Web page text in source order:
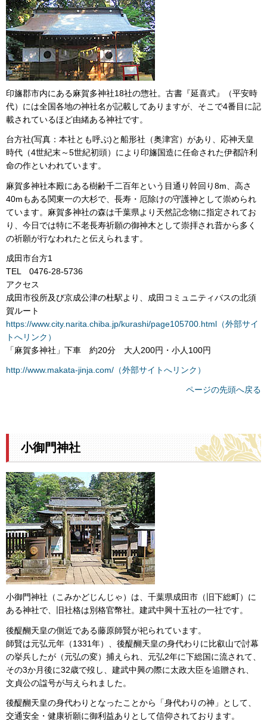
印旛郡市内にある麻賀多神社18社の惣社。古書『延喜式』（平安時
代）には全国各地の神社名が記載してありますが、そこで4番目に記
載されているほど由緒ある神社です。
台方社(写真：本社とも呼ぶ)と船形社（奥津宮）があり、応神天皇
時代（4世紀末～5世紀初頭）により印旛国造に任命された伊都許利
命の作といわれています。
麻賀多神社本殿にある樹齢千二百年という目通り幹回り8m、高さ
40mもある関東一の大杉で、長寿・厄除けの守護神として崇められ
ています。麻賀多神社の森は千葉県より天然記念物に指定されてお
り、今日では特に不老長寿祈願の御神木として崇拝され昔から多く
の祈願が行なわれたと伝えられます。
成田市台方1
TEL 0476-28-5736
アクセス
成田市役所及び京成公津の杜駅より、成田コミュニティバスの北須
賀ルート
https://www.city.narita.chiba.jp/kurashi/page105700.html（外部サイ
トへリンク）
「麻賀多神社」下車 約20分 大人200円・小人100円
http://www.makata-jinja.com/（外部サイトへリンク）
ページの先頭へ戻る
小御門神社
小御門神社（こみかどじんじゃ）は、千葉県成田市（旧下総町）に
ある神社で、旧社格は別格官幣社。建武中興十五社の一社です。
後醍醐天皇の側近である藤原師賢が祀られています。
師賢は元弘元年（1331年）、後醍醐天皇の身代わりに比叡山で討幕
の挙兵したが（元弘の変）捕えられ、元弘2年に下総国に流されて、
その3か月後に32歳で歿し、建武中興の際に太政大臣を追贈され、
文貞公の諡号が与えられました。
後醍醐天皇の身代わりとなったことから「身代わりの神」として、
交通安全・健康祈願に御利益ありとして信仰されております。